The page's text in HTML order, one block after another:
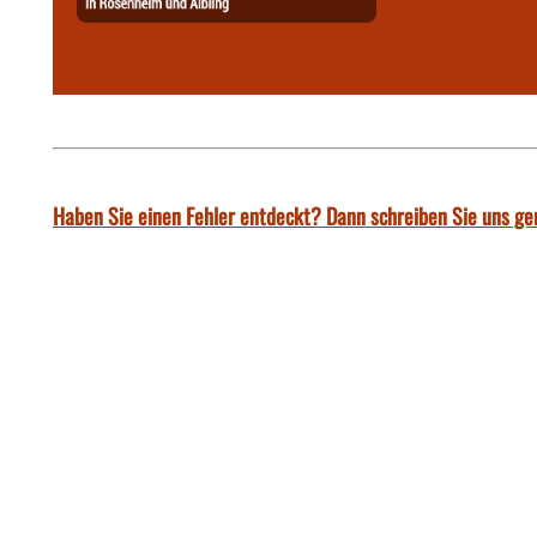
Haben Sie einen Fehler entdeckt? Dann schreiben Sie uns